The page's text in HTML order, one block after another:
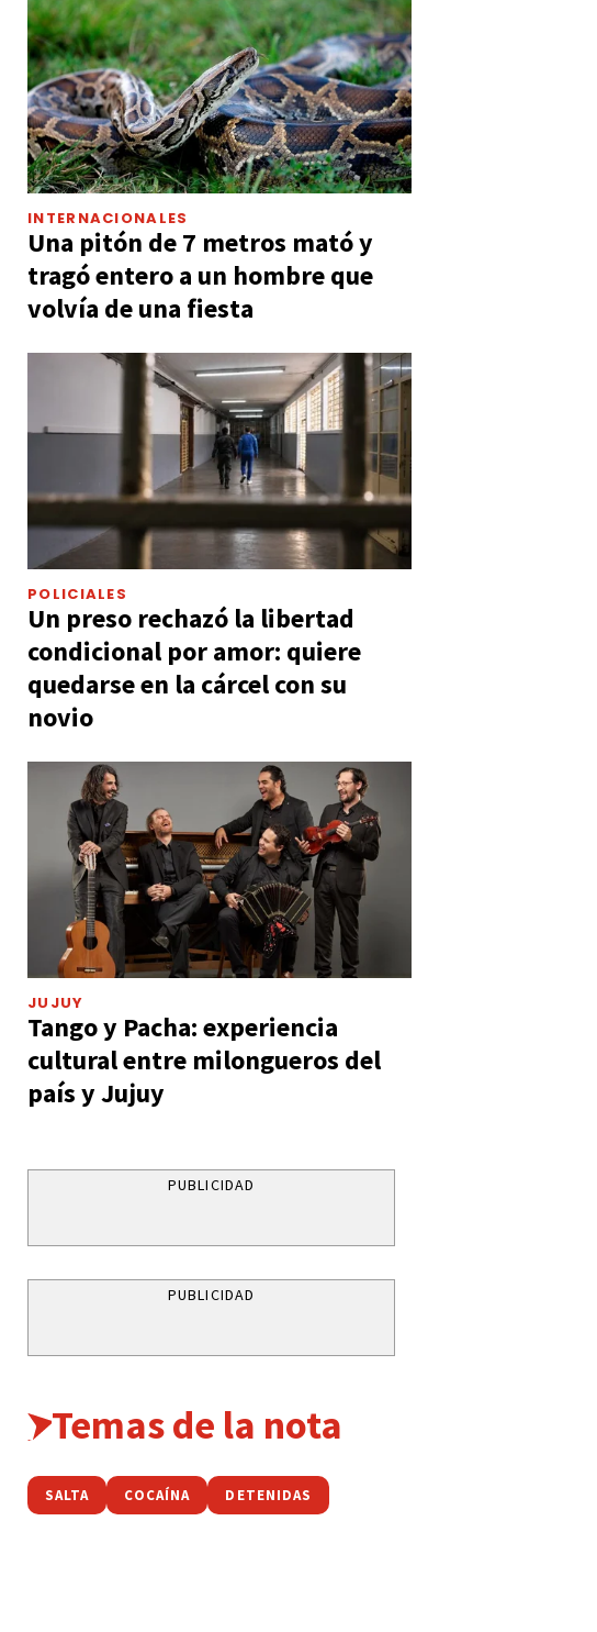
INTERNACIONALES
Una pitón de 7 metros mató y
tragó entero a un hombre que
volvía de una fiesta
POLICIALES
Un preso rechazó la libertad
condicional por amor: quiere
quedarse en la cárcel con su
novio
JUJUY
Tango y Pacha: experiencia
cultural entre milongueros del
país y Jujuy
PUBLICIDAD
PUBLICIDAD
Temas de la nota
SALTA COCAÍNA DETENIDAS